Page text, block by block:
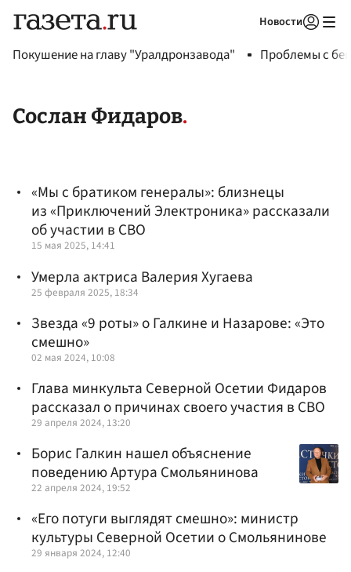
Новости
Покушение на главу "Уралдронзавода" Проблемы с
Сослан Фидаров
«Мы с братиком генералы»: близнецы
из «Приключений Электроника» рассказали
об участии в СВО
15 мая 2025, 14:41
Умерла актриса Валерия Хугаева
25 февраля 2025, 18:34
Звезда «9 роты» о Галкине и Назарове: «Это
смешно»
02 мая 2024, 10:08
Глава минкульта Северной Осетии Фидаров
рассказал о причинах своего участия в СВО
29 апреля 2024, 13:20
Борис Галкин нашел объяснение
поведению Артура Смольянинова
22 апреля 2024, 19:52
«Его потуги выглядят смешно»: министр
культуры Северной Осетии о Смольянинове
29 января 2024, 12:40